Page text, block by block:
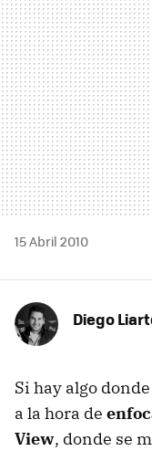
15 Abril 2010
Diego
Si hay algo
a la hora de
View, donde se